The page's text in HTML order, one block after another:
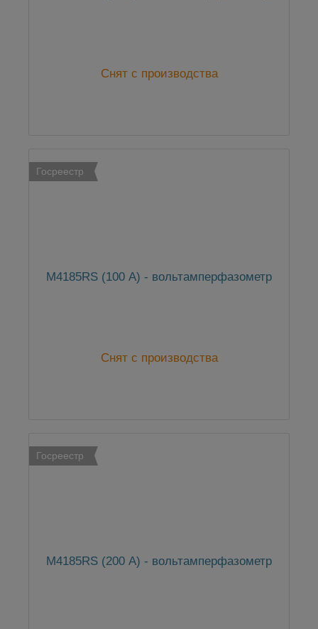
Снят с производства
Госреестр
М4185RS (100 А) - вольтамперфазометр
Снят с производства
Госреестр
М4185RS (200 А) - вольтамперфазометр